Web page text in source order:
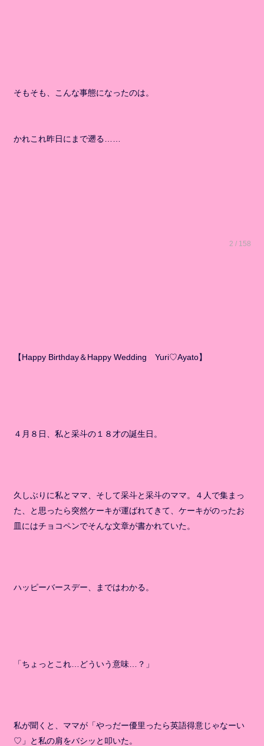
そもそも、こんな事態になったのは。
かれこれ昨日にまで遡る……
2 / 158
【Happy Birthday＆Happy Wedding Yuri♡Ayato】
４月８日、私と采斗の１８才の誕生日。
久しぶりに私とママ、そして采斗と采斗のママ。４人で集まっ
た、と思ったら突然ケーキが運ばれてきて、ケーキがのったお
皿にはチョコペンでそんな文章が書かれていた。
ハッピーバースデー、まではわかる。
「ちょっとこれ…どういう意味…？」
私が聞くと、ママが「やっだー優里ったら英語得意じゃなーい
♡」と私の肩をバシッと叩いた。